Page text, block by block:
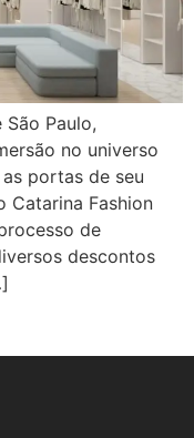
Paulo,
no universo
portas de seu
Catarina Fashion
de
descontos